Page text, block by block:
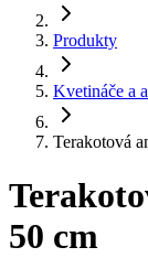
Produkty
Kvetináče a
Terakotová
50 cm